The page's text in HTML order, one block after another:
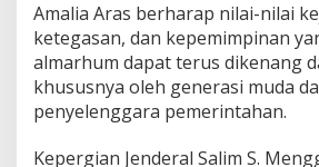
Amalia Aras berharap nilai-nilai
ketegasan, dan kepemimpinan
almarhum dapat terus dikenang
khususnya oleh generasi muda
penyelenggara pemerintahan.
Kepergian Jenderal Salim S.